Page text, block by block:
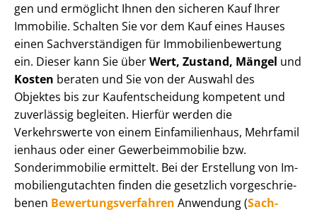
gen und ermöglicht Ihnen den sicheren Kauf Ihrer
Immobilie. Schalten Sie vor dem Kauf eines Hauses
einen Sach­ver­stän­di­gen für Im­mo­bi­li­en­be­wer­tung
ein. Dieser kann Sie überWert, Zustand, Mängel und
Kosten beraten und Sie von der Auswahl des
Objektes bis zur Kauf­ent­schei­dung kompetent und
zuverlässig begleiten. Hierfür werden die
Verkehrswerte von einem Einfamilienhaus, Mehr­fa­mi­l
i­en­haus oder einer Ge­wer­be­im­mo­bi­lie bzw.
Sonderimmobilie ermittelt. Bei der Erstellung von Im­
mo­bi­li­en­gut­ach­ten finden die gesetzlich vor­ge­schrie­
be­nen Be­wer­tungs­ver­fah­ren Anwendung (Sach­